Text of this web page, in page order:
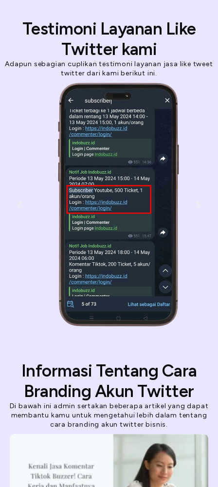
Testimoni Layanan Like
Twitter kami
Adapun sebagian cuplikan testimoni layanan jasa like tweet
twitter dari kami berikut ini.
Informasi Tentang Cara
Branding Akun Twitter
Di bawah ini admin sertakan beberapa artikel yang dapat
membantu kamu untuk mengetahui lebih dalam tentang
cara branding akun twitter bisnis.